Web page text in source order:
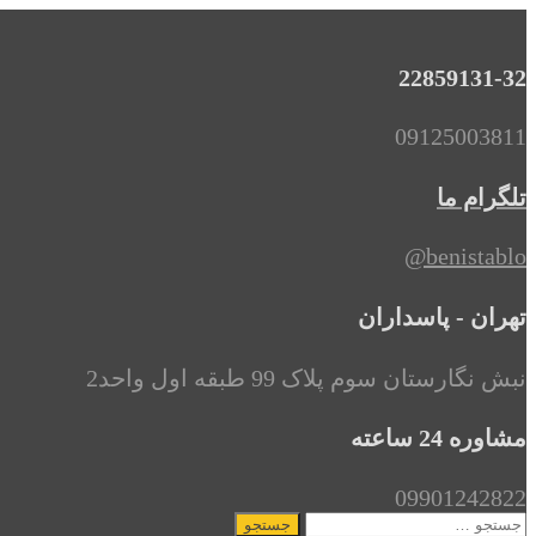
22859131-32
09125003811
تلگرام ما
benistablo@
تهران - پاسداران
نبش نگارستان سوم پلاک 99 طبقه اول واحد2
مشاوره 24 ساعته
09901242822
جستجو